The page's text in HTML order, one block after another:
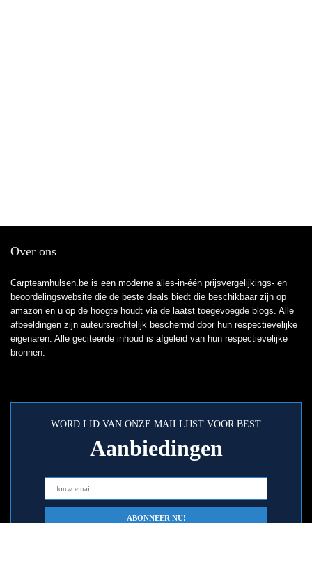
Over ons
Carpteamhulsen.be is een moderne alles-in-één prijsvergelijkings- en
beoordelingswebsite die de beste deals biedt die beschikbaar zijn op
amazon en u op de hoogte houdt via de laatst toegevoegde blogs. Alle
afbeeldingen zijn auteursrechtelijk beschermd door hun respectievelijke
eigenaren. Alle geciteerde inhoud is afgeleid van hun respectievelijke
bronnen.
WORD LID VAN ONZE MAILLIJST VOOR BEST
Aanbiedingen